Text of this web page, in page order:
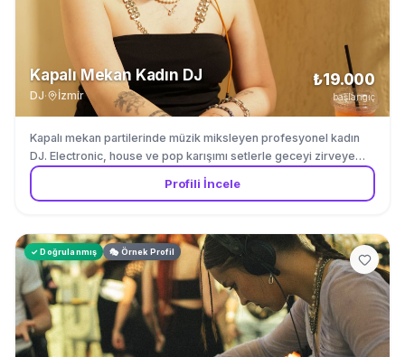
Kapalı Mekan Kadın DJ
DJ· İzmir
₺19.000
başlangıç
Kapalı mekan partilerinde müzik miksleyen profesyonel kadın
DJ. Electronic, house ve pop karışımı setlerle geceyi zirveye
taşıyor.
Profili İncele
✓ Doğrulanmış 🎭 Örnek Profil